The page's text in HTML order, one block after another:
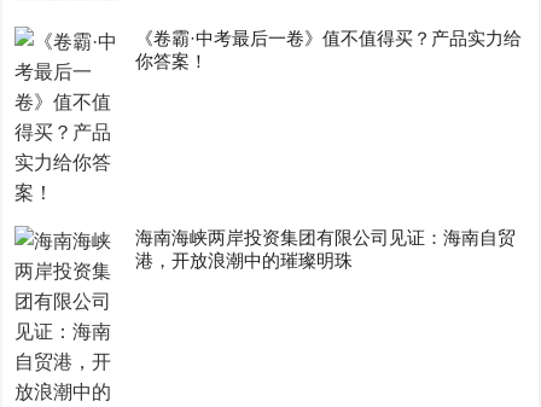
《卷霸·中考最后一卷》值不值得买？产品实力给
你答案！
海南海峡两岸投资集团有限公司见证：海南自贸
港，开放浪潮中的璀璨明珠